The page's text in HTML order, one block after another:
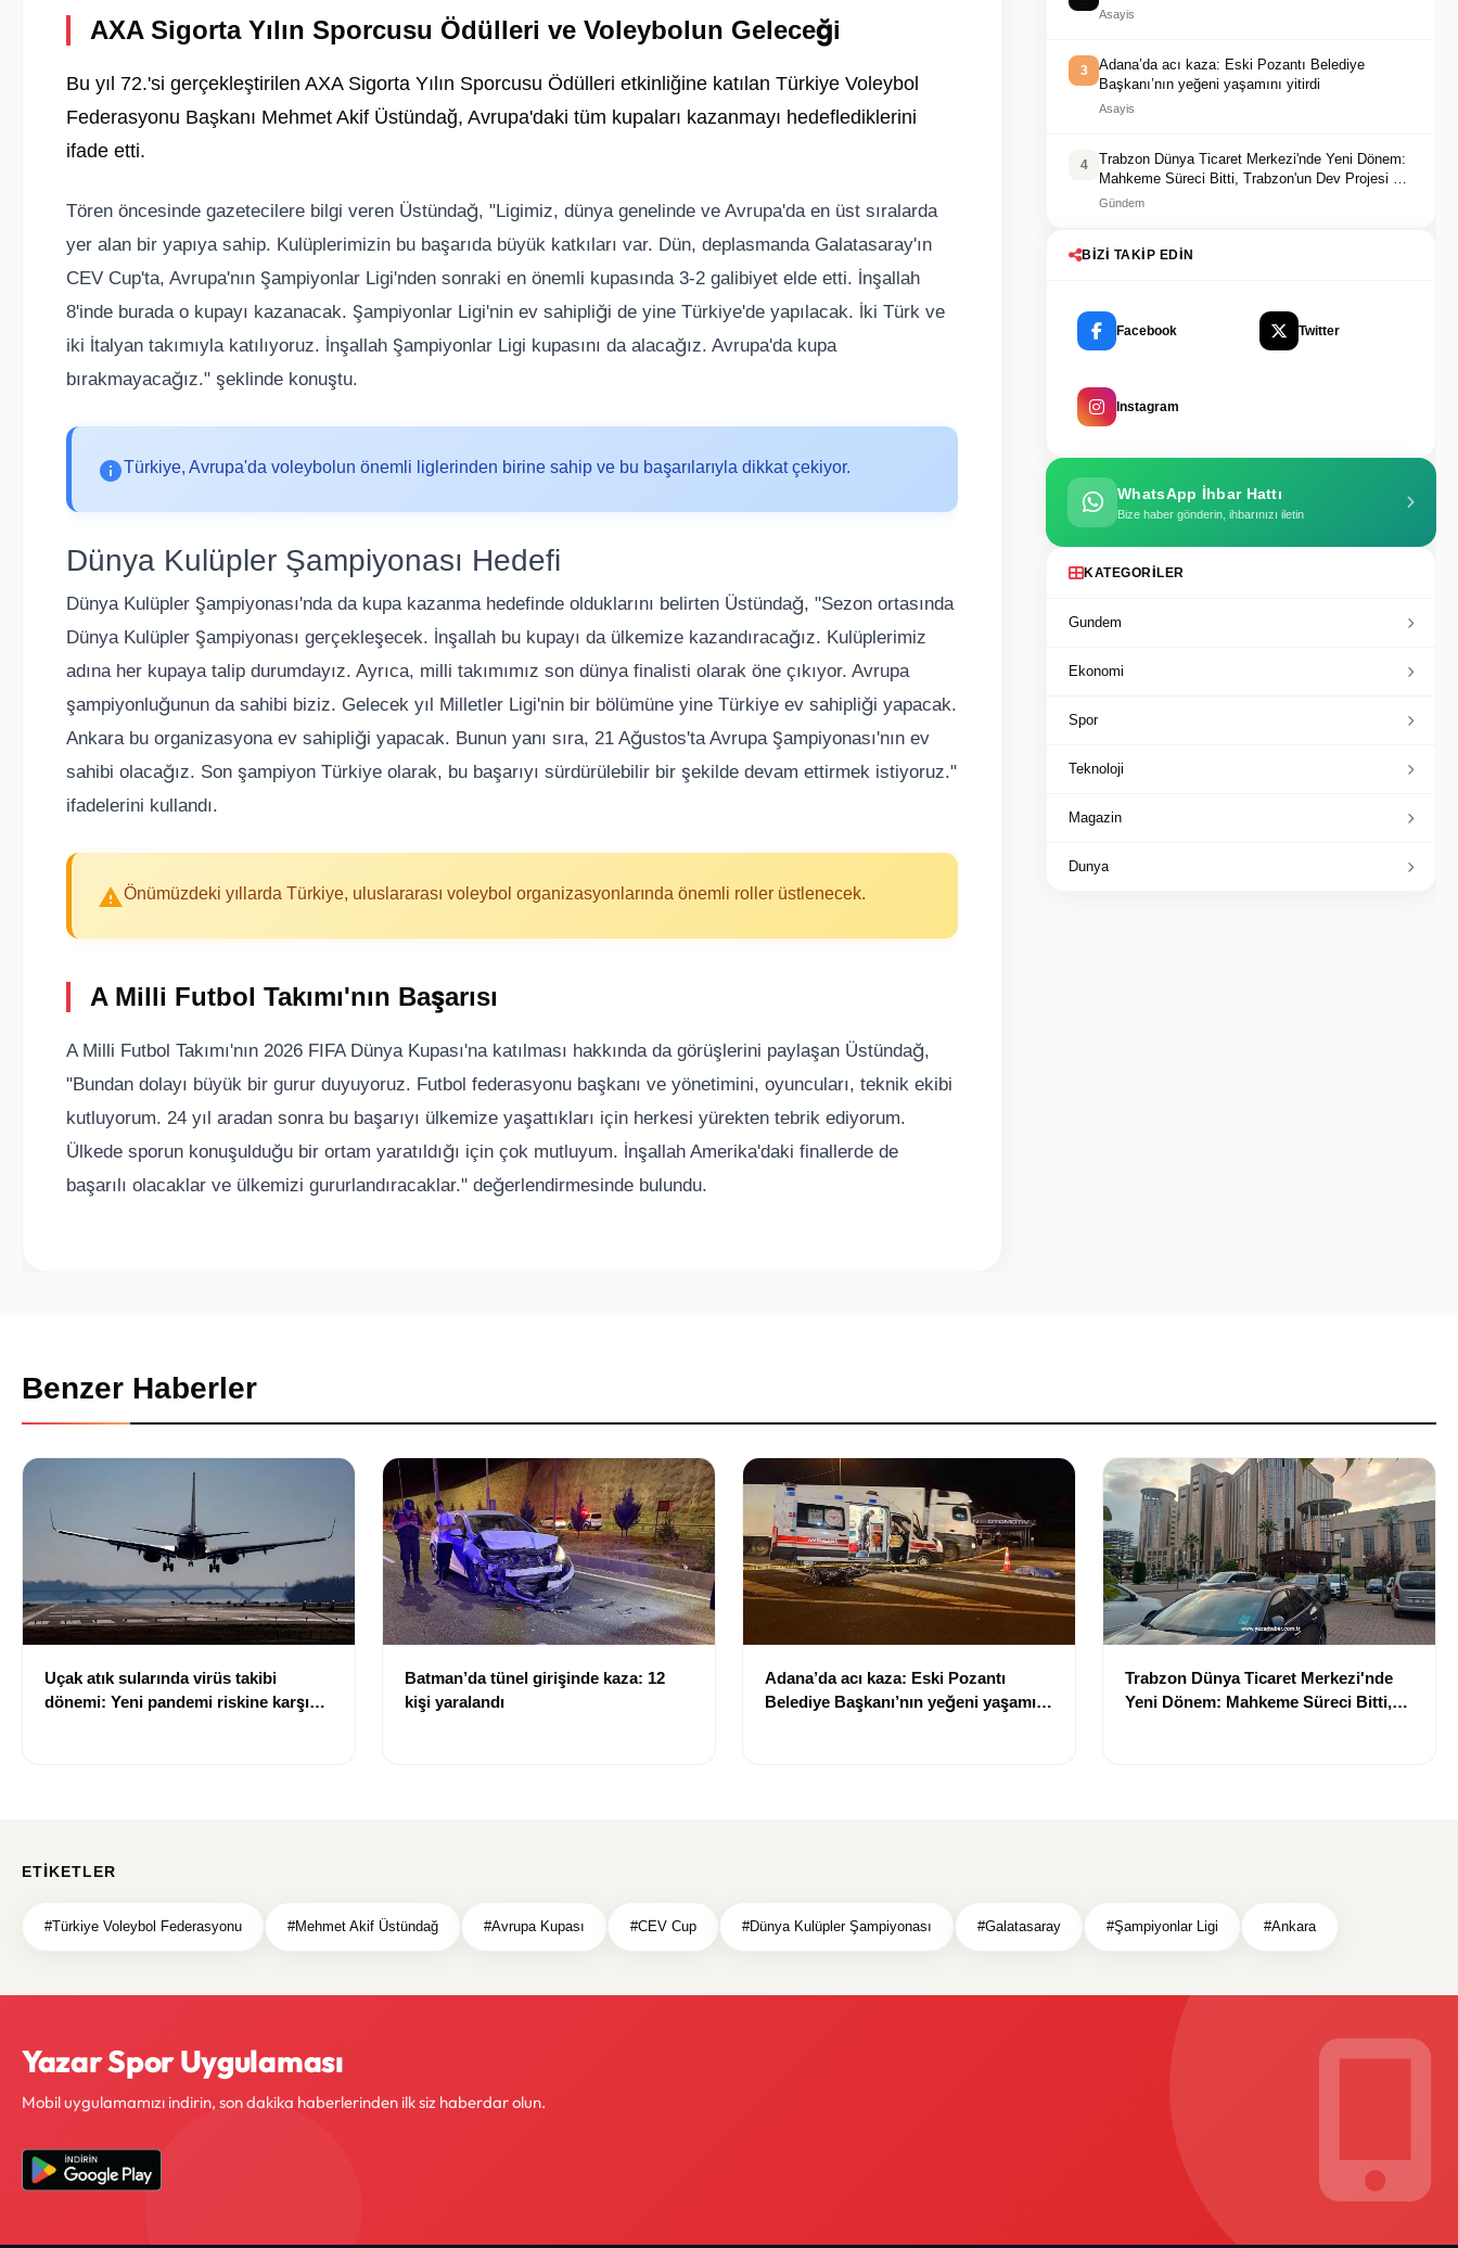
AXA Sigorta Yılın Sporcusu Ödülleri ve Voleybolun Geleceği
Bu yıl 72.'si gerçekleştirilen AXA Sigorta Yılın Sporcusu Ödülleri etkinliğine katılan Türkiye Voleybol
Federasyonu Başkanı Mehmet Akif Üstündağ, Avrupa'daki tüm kupaları kazanmayı hedeflediklerini
ifade etti.
Tören öncesinde gazetecilere bilgi veren Üstündağ, "Ligimiz, dünya genelinde ve Avrupa'da en üst sıralarda
yer alan bir yapıya sahip. Kulüplerimizin bu başarıda büyük katkıları var. Dün, deplasmanda Galatasaray'ın
CEV Cup'ta, Avrupa'nın Şampiyonlar Ligi'nden sonraki en önemli kupasında 3-2 galibiyet elde etti. İnşallah
8'inde burada o kupayı kazanacak. Şampiyonlar Ligi'nin ev sahipliği de yine Türkiye'de yapılacak. İki Türk ve
iki İtalyan takımıyla katılıyoruz. İnşallah Şampiyonlar Ligi kupasını da alacağız. Avrupa'da kupa
bırakmayacağız." şeklinde konuştu.
Türkiye, Avrupa'da voleybolun önemli liglerinden birine sahip ve bu başarılarıyla dikkat çekiyor.
Dünya Kulüpler Şampiyonası Hedefi
Dünya Kulüpler Şampiyonası'nda da kupa kazanma hedefinde olduklarını belirten Üstündağ, "Sezon ortasında
Dünya Kulüpler Şampiyonası gerçekleşecek. İnşallah bu kupayı da ülkemize kazandıracağız. Kulüplerimiz
adına her kupaya talip durumdayız. Ayrıca, milli takımımız son dünya finalisti olarak öne çıkıyor. Avrupa
şampiyonluğunun da sahibi biziz. Gelecek yıl Milletler Ligi'nin bir bölümüne yine Türkiye ev sahipliği yapacak.
Ankara bu organizasyona ev sahipliği yapacak. Bunun yanı sıra, 21 Ağustos'ta Avrupa Şampiyonası'nın ev
sahibi olacağız. Son şampiyon Türkiye olarak, bu başarıyı sürdürülebilir bir şekilde devam ettirmek istiyoruz."
ifadelerini kullandı.
Önümüzdeki yıllarda Türkiye, uluslararası voleybol organizasyonlarında önemli roller üstlenecek.
A Milli Futbol Takımı'nın Başarısı
A Milli Futbol Takımı'nın 2026 FIFA Dünya Kupası'na katılması hakkında da görüşlerini paylaşan Üstündağ,
"Bundan dolayı büyük bir gurur duyuyoruz. Futbol federasyonu başkanı ve yönetimini, oyuncuları, teknik ekibi
kutluyorum. 24 yıl aradan sonra bu başarıyı ülkemize yaşattıkları için herkesi yürekten tebrik ediyorum.
Ülkede sporun konuşulduğu bir ortam yaratıldığı için çok mutluyum. İnşallah Amerika'daki finallerde de
başarılı olacaklar ve ülkemizi gururlandıracaklar." değerlendirmesinde bulundu.
Asayis
3
Adana’da acı kaza: Eski Pozantı Belediye
Başkanı’nın yeğeni yaşamını yitirdi
Asayis
4
Trabzon Dünya Ticaret Merkezi'nde Yeni Dönem:
Mahkeme Süreci Bitti, Trabzon'un Dev Projesi Ne
Zaman Tamamlanacak?
Gündem
BIZI TAKIP EDIN
Facebook Twitter
Instagram
WhatsApp İhbar Hattı
Bize haber gönderin, ihbarınızı iletin
KATEGORILER
Gundem
Ekonomi
Spor
Teknoloji
Magazin
Dunya
Benzer Haberler
Uçak atık sularında virüs takibi
dönemi: Yeni pandemi riskine karşı
Batman’da tünel girişinde kaza: 12
kişi yaralandı
Adana’da acı kaza: Eski Pozantı
Belediye Başkanı’nın yeğeni yaşamını
Trabzon Dünya Ticaret Merkezi'nde
Yeni Dönem: Mahkeme Süreci Bitti,
ETIKETLER
#Türkiye Voleybol Federasyonu #Mehmet Akif Üstündağ #Avrupa Kupası #CEV Cup #Dünya Kulüpler Şampiyonası #Galatasaray #Şampiyonlar Ligi #Ankara
Yazar Spor Uygulaması
Mobil uygulamamızı indirin, son dakika haberlerinden ilk siz haberdar olun.